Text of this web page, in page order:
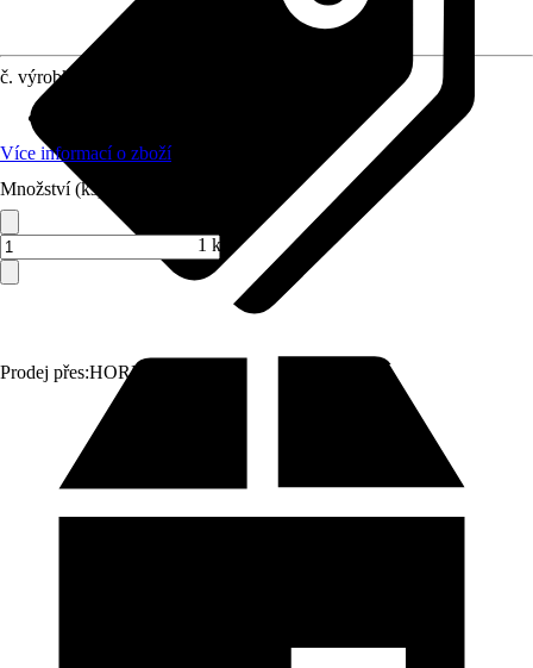
Prodej přes:HORNBACH
č. výrobku
Více informací o zboží
Množství (ks)
1 ks